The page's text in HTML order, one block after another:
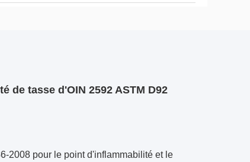
de tasse d'OIN 2592 ASTM D92
2008 pour le point d'inflammabilité et le